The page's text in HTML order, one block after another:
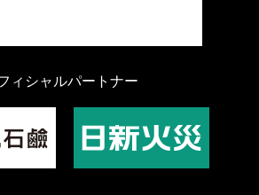
ィシャルパートナー